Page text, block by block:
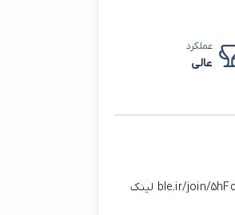
عملکرد
عالی
✔️فعالیت و همکاری در سطح آسیا ویژن تهران ✔️برترین آکادمی غرب تهران ble.ir/join/5hFcCy4PQo لینک